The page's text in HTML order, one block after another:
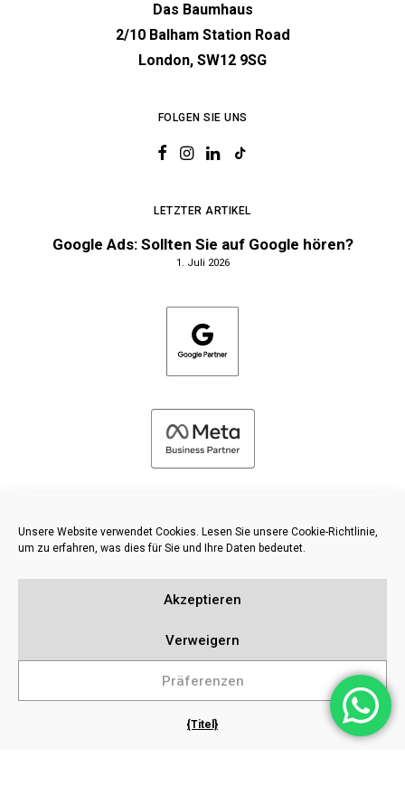
Unsere Website verwendet Cookies. Lesen Sie unsere Cookie-Richtlinie,
um zu erfahren, was dies für Sie und Ihre Daten bedeutet.
Akzeptieren
Verweigern
Präferenzen
{Titel}
Das Baumhaus
2/10 Balham Station Road
London, SW12 9SG
FOLGEN SIE UNS
LETZTER ARTIKEL
Google Ads: Sollten Sie auf Google hören?
1. Juli 2026
2026 FRESH PIES LTD - ALLE RECHTE VORBEHALTEN
Wissensdatenbank
Inhaltsverzeichnis